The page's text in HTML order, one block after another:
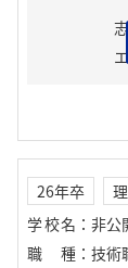
26年卒
学校名 ： 非公
職種 ： 技術